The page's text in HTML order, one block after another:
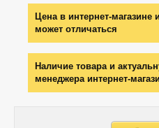
Цена в интернет-магазине
может отличаться
Наличие товара и
менеджера интернет-